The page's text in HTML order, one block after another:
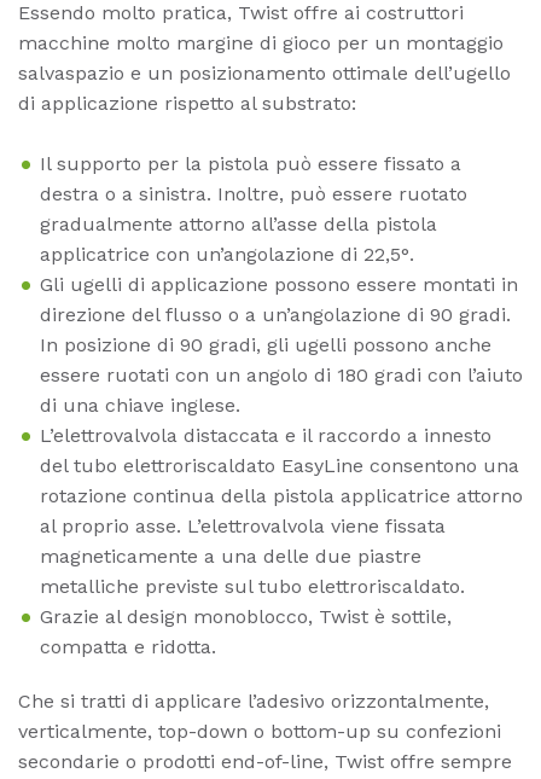
Essendo molto pratica, Twist offre ai costruttori
macchine molto margine di gioco per un montaggio
salvaspazio e un posizionamento ottimale dell’ugello
di applicazione rispetto al substrato:
Il supporto per la pistola può essere fissato a
destra o a sinistra. Inoltre, può essere ruotato
gradualmente attorno all’asse della pistola
applicatrice con un’angolazione di 22,5°.
Gli ugelli di applicazione possono essere montati in
direzione del flusso o a un’angolazione di 90 gradi.
In posizione di 90 gradi, gli ugelli possono anche
essere ruotati con un angolo di 180 gradi con l’aiuto
di una chiave inglese.
L’elettrovalvola distaccata e il raccordo a innesto
del tubo elettroriscaldato EasyLine consentono una
rotazione continua della pistola applicatrice attorno
al proprio asse. L’elettrovalvola viene fissata
magneticamente a una delle due piastre
metalliche previste sul tubo elettroriscaldato.
Grazie al design monoblocco, Twist è sottile,
compatta e ridotta.
Che si tratti di applicare l’adesivo orizzontalmente,
verticalmente, top-down o bottom-up su confezioni
secondarie o prodotti end-of-line, Twist offre sempre